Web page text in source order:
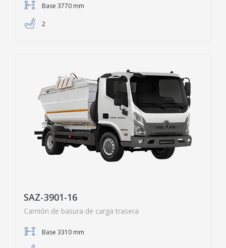
Base 3770 mm
2
SAZ-3901-16
Camión de basura de carga trasera
Base 3310 mm